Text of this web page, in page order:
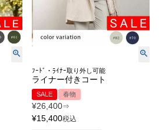
ﾌｰﾄﾞ・ﾗｲﾅｰ取り外し可能
ライナー付きコート
SALE 春物
¥26,400⇒
¥15,400税込